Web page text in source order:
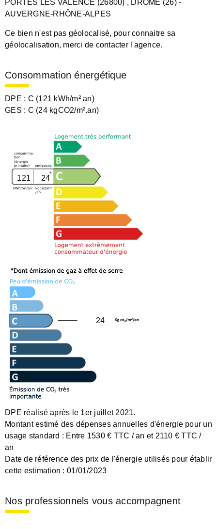
PORTES LES VALENCE (26800) , DROME (26) -
AUVERGNE-RHÔNE-ALPES
Ce bien n'est pas géolocalisé, pour connaitre sa
géolocalisation, merci de contacter l'agence.
Consommation énergétique
DPE : C (121 kWh/m² an)
GES : C (24 kgCO2/m².an)
121 24
24
DPE réalisé après le 1er juillet 2021.
Montant estimé des dépenses annuelles d'énergie pour un
usage standard : Entre 1530 € TTC / an et 2110 € TTC /
an
Date de référence des prix de l'énergie utilisés pour établir
cette estimation : 01/01/2023
Nos professionnels vous accompagnent